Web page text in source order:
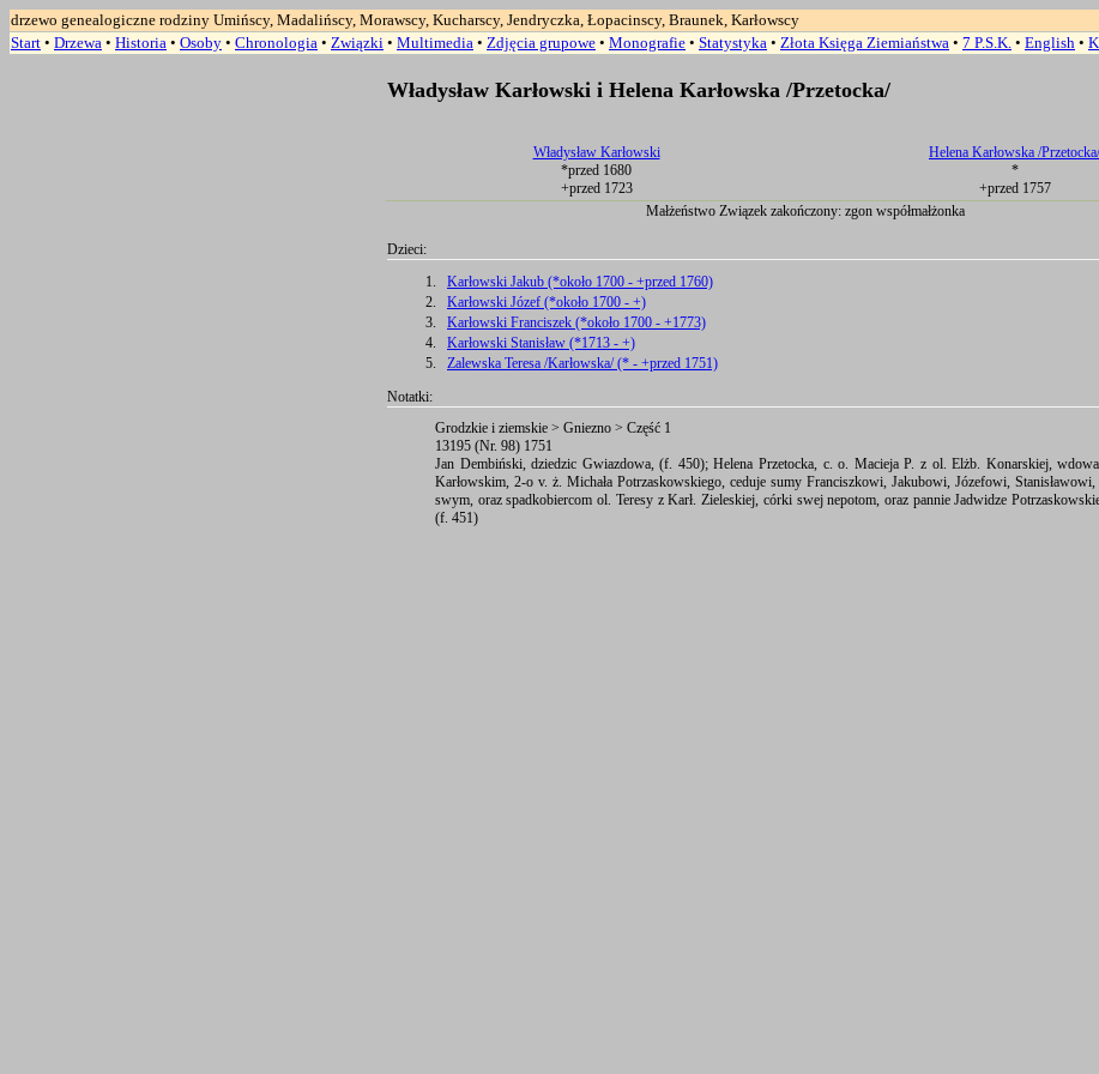
drzewo genealogiczne rodziny Umińscy, Madalińscy, Morawscy, Kucharscy, Jendryczka, Łopacinscy, Braunek, Karłowscy
Start • Drzewa • Historia • Osoby • Chronologia • Związki • Multimedia • Zdjęcia grupowe • Monografie • Statystyka • Złota Księga Ziemiaństwa • 7 P.S.K. • English •
Władysław Karłowski i Helena Karłowska /Przetocka/
Władysław Karłowski
*przed 1680
+przed 1723
Helena Karłowska /Przetocka/
*
+przed 1757
Małżeństwo Związek zakończony: zgon współmałżonka
Dzieci:
1.
Karłowski Jakub (*około 1700 - +przed 1760)
2.
Karłowski Józef (*około 1700 - +)
3.
Karłowski Franciszek (*około 1700 - +1773)
4.
Karłowski Stanisław (*1713 - +)
5.
Zalewska Teresa /Karłowska/ (* - +przed 1751)
Notatki:
Grodzkie i ziemskie > Gniezno > Część 1
13195 (Nr. 98) 1751
Jan Dembiński, dziedzic Gwiazdowa, (f. 450); Helena Przetocka, c. o. Macieja P. z ol. Elżb. Konarskiej, wdowa
Karłowskim, 2-o v. ż. Michała Potrzaskowskiego, ceduje sumy Franciszkowi, Jakubowi, Józefowi,
swym, oraz spadkobiercom ol. Teresy z Karł. Zieleskiej, córki swej nepotom, oraz pannie Jadwidze
(f. 451)